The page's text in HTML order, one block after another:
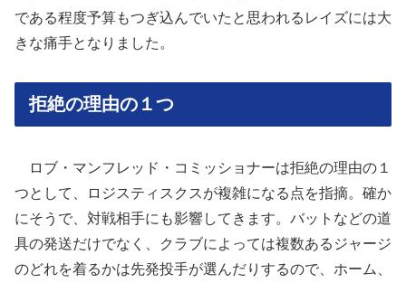
である程度予算もつぎ込んでいたと思われるレイズには大
きな痛手となりました。
拒絶の理由の１つ
ロブ・マンフレッド・コミッショナーは拒絶の理由の１
つとして、ロジスティスクスが複雑になる点を指摘。確か
にそうで、対戦相手にも影響してきます。バットなどの道
具の発送だけでなく、クラブによっては複数あるジャージ
のどれを着るかは先発投手が選んだりするので、ホーム、